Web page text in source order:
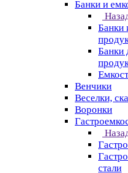
Банки и
Банки
Банки
Венчики
Веселки,
Воронки
стали